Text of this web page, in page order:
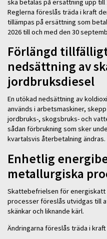
ska betalas på ersättning upp till
Reglerna föreslås träda i kraft
tillämpas på ersättning som
2026 till och med den 30
Förlängd
nedsättning av
jordbruksdiesel
En utökad nedsättning av
används i arbetsmaskiner,
jordbruks-, skogsbruks- och
sådan förbrukning som sker
kvartalsvis återbetalning ändras.
Enhetlig
metallurgiska
Skattebefrielsen för energiskatt
processer föreslås utvidgas till
skänkar och liknande kärl.
Ändringarna föreslås träda i kraft